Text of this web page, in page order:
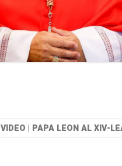
VIDEO | PAPA LEON AL XIV-